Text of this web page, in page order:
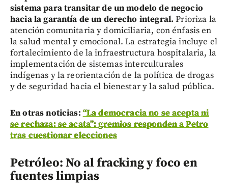
sistema para transitar de un modelo de negocio
hacia la garantía de un derecho integral. Prioriza la
atención comunitaria y domiciliaria, con énfasis en
la salud mental y emocional. La estrategia incluye el
fortalecimiento de la infraestructura hospitalaria, la
implementación de sistemas interculturales
indígenas y la reorientación de la política de drogas
y de seguridad hacia el bienestar y la salud pública.
En otras noticias: “La democracia no se acepta ni
se rechaza: se acata”: gremios responden a Petro
tras cuestionar elecciones
Petróleo: No al fracking y foco en
fuentes limpias